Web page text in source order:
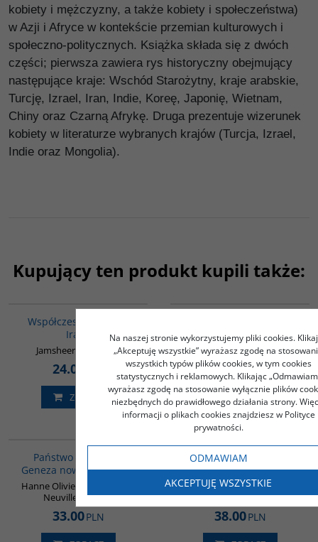
kobiety i mężczyzny, a także kobiety i społeczeństwa)
w Azji i Afryce w kontekście przemian kulturowych i
społeczno-politycznych. Książka składa się z dwóch
części; pierwsza zawiera rys historyczny obejmujący
następujące kraje: Wschód Starożytny, kraje arabskie,
Turcję, Izrael, Iran, Indie, Koreę, Japonię, Wietnam,
Chiny oraz Czarną Afrykę. Druga prezentuje wizerunek
kobiety w literaturze wybranych krajów (Turcja, Izrael,
Indie oraz Mongolia).
Kupujący ten produkt kupili także:
Współczesna historia
Iraku
Jamsheer Hassan Ali
24.00
ZOBACZ
Zachodu
Frederic Pichon
36.00PLN
ZOBACZ
Państwo Islamskie.
Geneza nowego kalifatu
Hanne Olivier / Flichy de La
Neuville Thomas
33.00PLN
Życie codzienne w Abu
Dhabi
Drózd Iwona Taida
38.00PLN
Na naszej stronie wykorzystujemy pliki cookies.
„Akceptuję wszystkie” wyrażasz zgodę na
wszystkich typów plików cookies, w tym cookies
statystycznych i reklamowych. Klikając
wyrażasz zgodę na stosowanie wyłącznie plików
niezbędnych do prawidłowego działania strony.
informacji o plikach cookies znajdziesz w Polityce
prywatności.
ODMAWIAM
AKCEPTUJĘ WSZYSTKIE